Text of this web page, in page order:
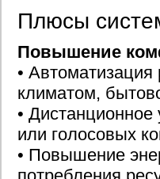
Плюсы
Повышение
•
климатом,
•
или голосовых
• Повышение